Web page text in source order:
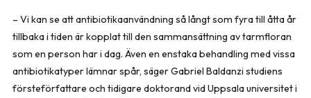
– Vi kan se att antibiotikaanvändning så långt som fyra till åtta år
tillbaka i tiden är kopplat till den sammansättning av tarmfloran
som en person har i dag. Även en enstaka behandling med vissa
antibiotikatyper lämnar spår, säger Gabriel Baldanzi studiens
försteförfattare och tidigare doktorand vid Uppsala universitet i